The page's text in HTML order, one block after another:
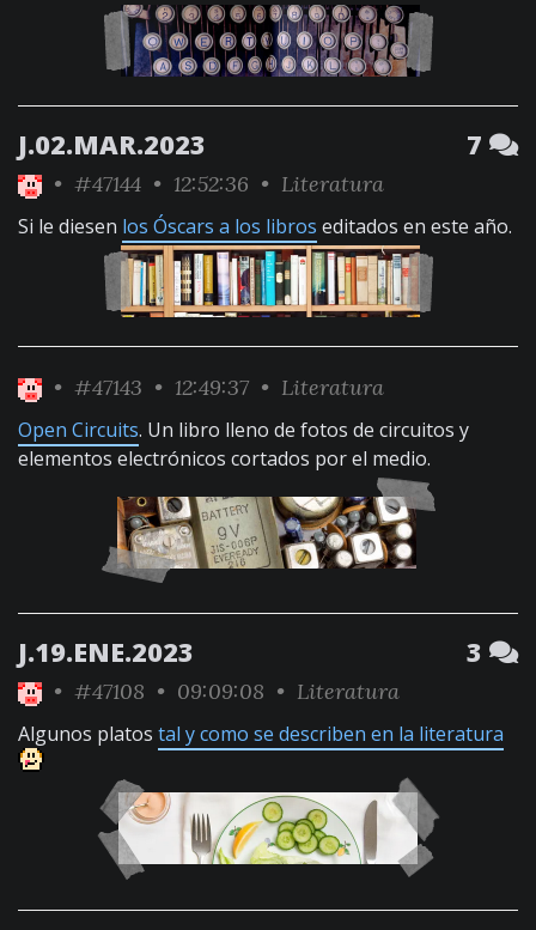
J.02.MAR.2023 7
• #47144 • 12:52:36 • Literatura
Si le diesen los Óscars a los libros editados en este año.
• #47143 • 12:49:37 • Literatura
Open Circuits. Un libro lleno de fotos de circuitos y
elementos electrónicos cortados por el medio.
J.19.ENE.2023 3
• #47108 • 09:09:08 • Literatura
Algunos platos tal y como se describen en la literatura